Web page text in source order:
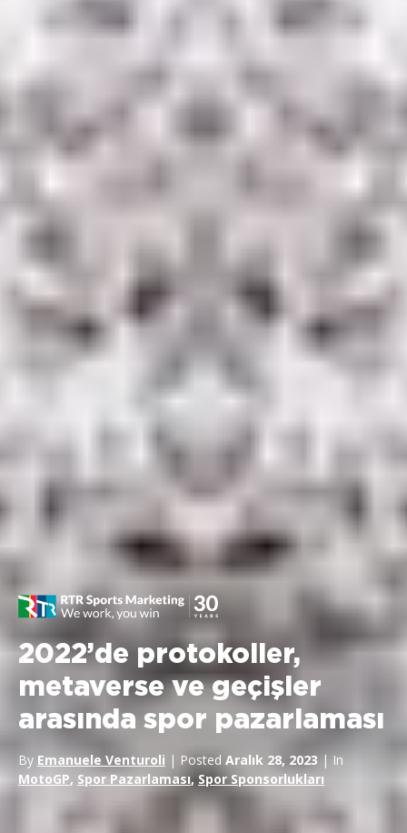
2022’de protokoller,
metaverse ve geçişler
arasında spor pazarlaması
By Emanuele Venturoli | Posted Aralık 28, 2023 | In
MotoGP, Spor Pazarlaması, Spor Sponsorlukları